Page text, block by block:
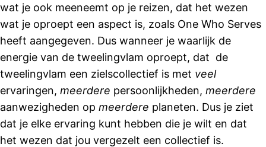
wat je ook meeneemt op je reizen, dat het wezen
wat je oproept een aspect is, zoals One Who Serves
heeft aangegeven. Dus wanneer je waarlijk de
energie van de tweelingvlam oproept, dat de
tweelingvlam een ​​zielscollectief is met veel
ervaringen, meerdere persoonlijkheden, meerdere
aanwezigheden op meerdere planeten. Dus je ziet
dat je elke ervaring kunt hebben die je wilt en dat
het wezen dat jou vergezelt een collectief is.